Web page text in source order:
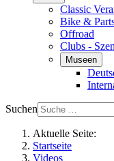
Classic
Bike &
Offroad
Clubs -
Museen
Suchen
Aktuelle Seite:
Startseite
Videos